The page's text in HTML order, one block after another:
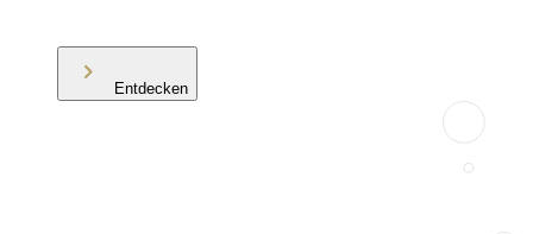
Entdecken